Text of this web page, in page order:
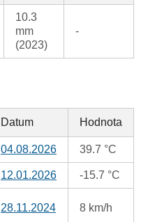
10.3
mm
(2023)
-
Datum Hodnota
04.08.2026 39.7 °C
12.01.2026 -15.7 °C
28.11.2024 8 km/h